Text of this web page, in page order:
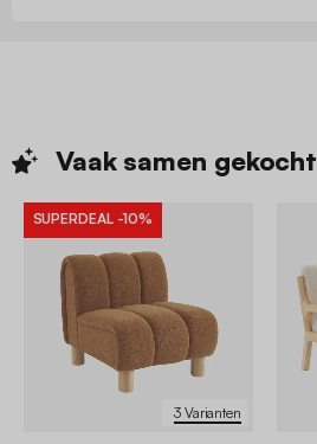
Vaak samen gekocht
3 Varianten
SUPERDEAL -10%